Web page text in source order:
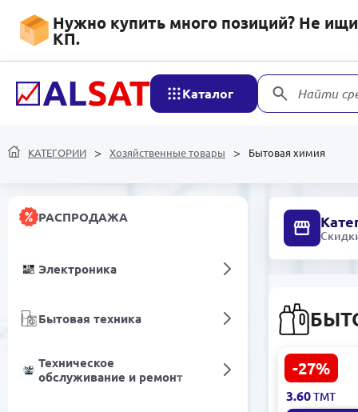
Нужно купить много позиций? Не
КП.
Каталог реди31
КАТЕГОРИИ Хозяйственные товары Бытовая химия
РАСПРОДАЖА
Электроника
Бытовая техника
Техническое
обслуживание и ремонт
-27%
мыло
гранатом
5.00ТМТ
3.60ТМТ